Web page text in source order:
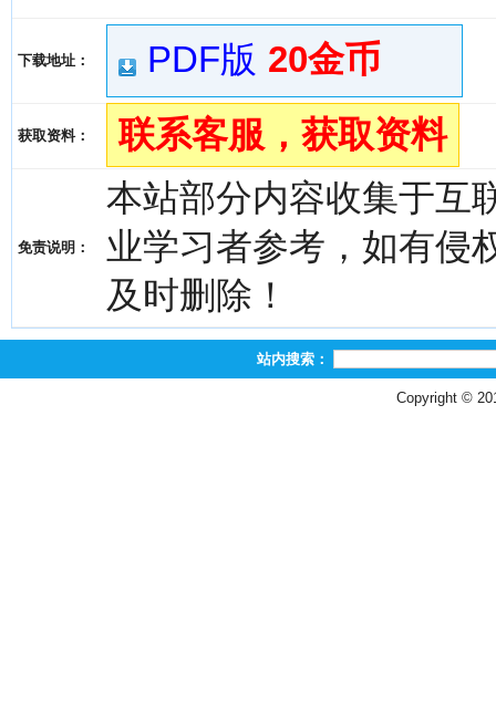
下载地址： PDF版 20金币
获取资料： 联系客服，获取资料
免责说明：
本站部分内容收集于互
业学习者参考，如有侵
及时删除！
站内搜索：
Copyright ©